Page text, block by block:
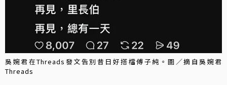
吳婉君在Threads發文告別昔日好搭檔傅子純。圖／摘自吳婉君
Threads